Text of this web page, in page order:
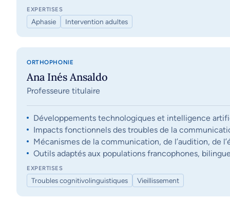
EXPERTISES
Aphasie Intervention adultes
ORTHOPHONIE
Ana Inés Ansaldo
Professeure titulaire
Développements technologiques et intelligence
Impacts fonctionnels des troubles de la
Mécanismes de la communication, de l’audition, de
Outils adaptés aux populations francophones,
EXPERTISES
Troubles cognitivolinguistiques Vieillissement